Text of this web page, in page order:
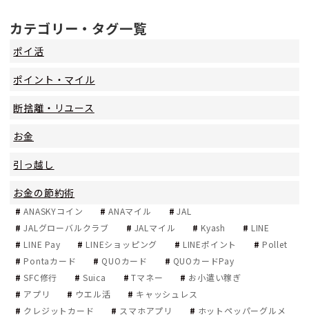
カテゴリー・タグ一覧
ポイ活
ポイント・マイル
断捨離・リユース
お金
引っ越し
お金の節約術
ANASKYコイン ANAマイル
JAL
JALグローバルクラブ
JALマイル Kyash
LINE
LINE Pay
LINEショッピング LINEポイント
Pollet
Pontaカード
QUOカード
QUOカードPay
SFC修行
Suica Tマネー
お小遣い稼ぎ
アプリ
ウエル活
キャッシュレス
クレジットカード
スマホアプリ
ホットペッパーグルメ